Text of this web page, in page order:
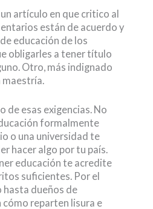
artículo en que critico al
están de acuerdo y
educación de los
obligarles a tener título
Otro, más indignado
de esas exigencias. No
formalmente
o una universidad te
hacer algo por tu país.
educación te acredite
suficientes. Por el
hasta dueños de
reparten lisura e